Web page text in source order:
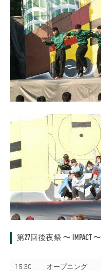
第27回後夜祭 〜 IMPACT 〜
15:30
オープニング